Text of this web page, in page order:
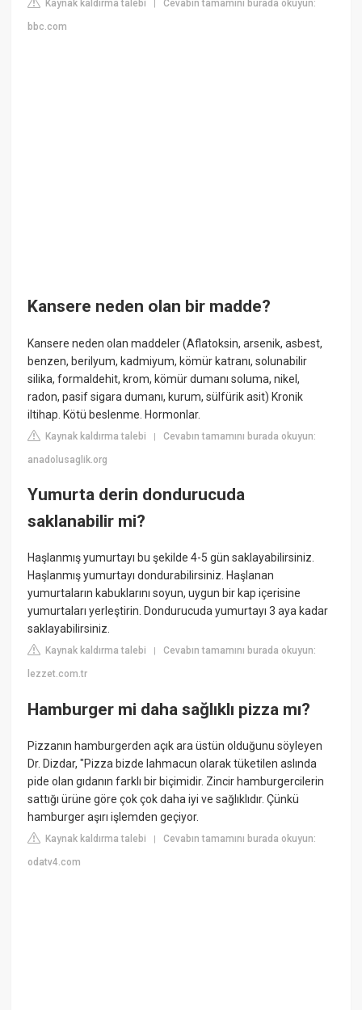
Kaynak kaldırma talebi |Cevabın tamamını burada okuyun:
bbc.com
Kansere neden olan bir madde?
Kansere neden olan maddeler (Aflatoksin, arsenik, asbest,
benzen, berilyum, kadmiyum, kömür katranı, solunabilir
silika, formaldehit, krom, kömür dumanı soluma, nikel,
radon, pasif sigara dumanı, kurum, sülfürik asit) Kronik
iltihap. Kötü beslenme. Hormonlar.
Kaynak kaldırma talebi |Cevabın tamamını burada okuyun:
anadolusaglik.org
Yumurta derin dondurucuda
saklanabilir mi?
Haşlanmış yumurtayı bu şekilde 4-5 gün saklayabilirsiniz.
Haşlanmış yumurtayı dondurabilirsiniz. Haşlanan
yumurtaların kabuklarını soyun, uygun bir kap içerisine
yumurtaları yerleştirin. Dondurucuda yumurtayı 3 aya kadar
saklayabilirsiniz.
Kaynak kaldırma talebi |Cevabın tamamını burada okuyun:
lezzet.com.tr
Hamburger mi daha sağlıklı pizza mı?
Pizzanın hamburgerden açık ara üstün olduğunu söyleyen
Dr. Dizdar, "Pizza bizde lahmacun olarak tüketilen aslında
pide olan gıdanın farklı bir biçimidir. Zincir hamburgercilerin
sattığı ürüne göre çok çok daha iyi ve sağlıklıdır. Çünkü
hamburger aşırı işlemden geçiyor.
Kaynak kaldırma talebi |Cevabın tamamını burada okuyun:
odatv4.com